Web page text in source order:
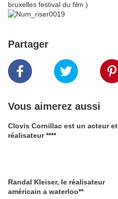
bruxelles festival du film )
Partager
Vous aimerez aussi
Clovis Cornillac est un acteur et
réalisateur ****
Randal Kleiser, le réalisateur
américain a waterloo**